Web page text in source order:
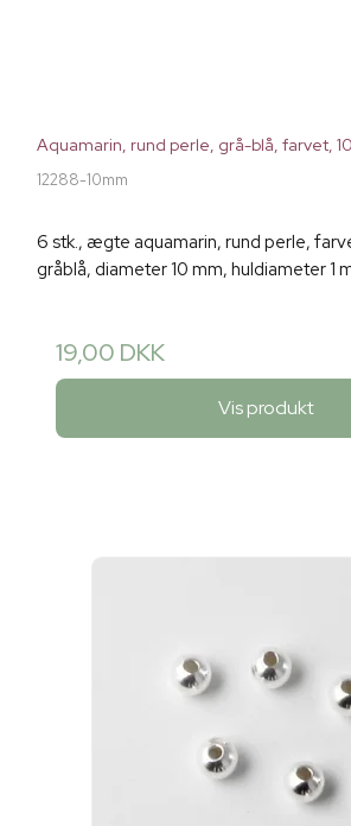
Aquamarin, rund perle, grå-blå, farvet,
12288-10mm
6 stk., ægte aquamarin, rund perle,
gråblå, diameter 10 mm, huldiameter 1
19,00 DKK
Vis produkt